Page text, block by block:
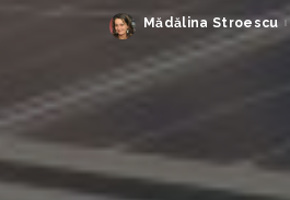
Posted
Mădălina Stroescu